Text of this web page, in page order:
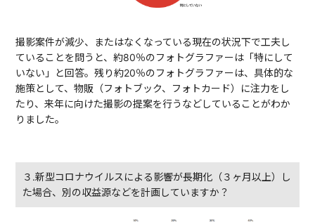
撮影案件が減少、またはなくなっている現在の状況下で工夫し
ていることを問うと、約80％のフォトグラファーは「特にして
いない」と回答。残り約20％のフォトグラファーは、具体的な
施策として、物販（フォトブック、フォトカード）に注力をし
たり、来年に向けた撮影の提案を行うなどしていることがわか
りました。
３.新型コロナウイルスによる影響が長期化（３ヶ月以上）し
た場合、別の収益源などを計画していますか？